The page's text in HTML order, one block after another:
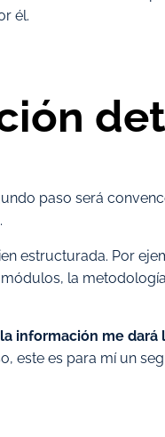
él.
paso será
estructurada. Por
la
información me dará
este es para mí un